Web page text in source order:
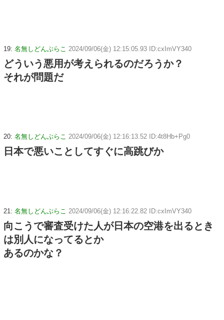
19: 名無しどんぶらこ 2024/09/06(金) 12:15:05.93 ID:cxImVY340
どういう悪用が考えられるのだろうか？
それが問題だ
20: 名無しどんぶらこ 2024/09/06(金) 12:16:13.52 ID:4t8Hb+Pg0
日本で悪いことしてすぐに高跳びか
21: 名無しどんぶらこ 2024/09/06(金) 12:16:22.82 ID:cxImVY340
向こうで審査受けた人が日本の空港を出るとき
は別人になってるとか
あるのかな？